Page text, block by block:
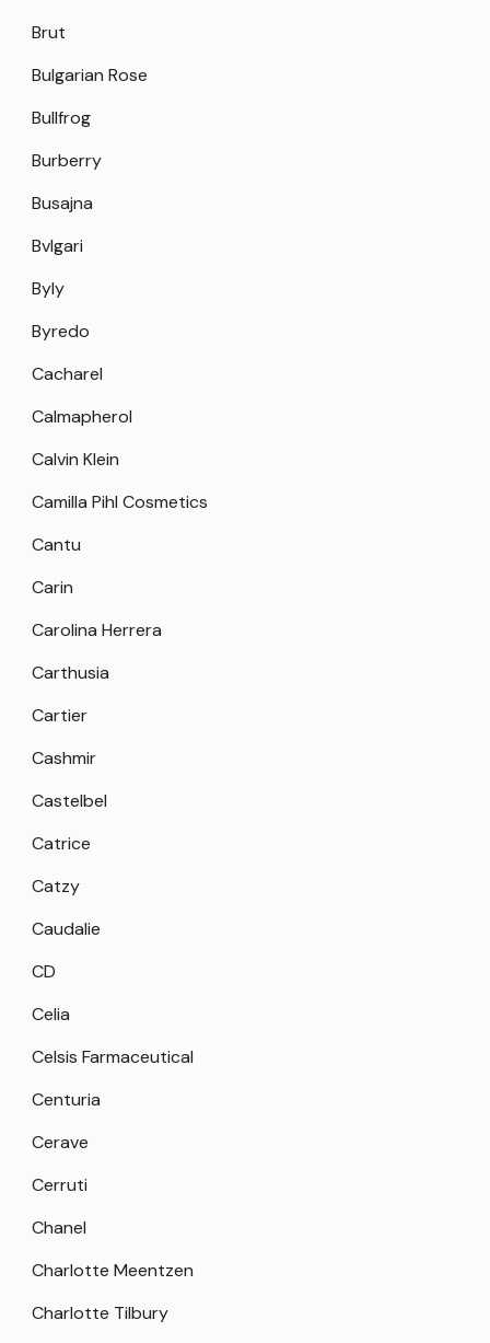
Brut
Bulgarian Rose
Bullfrog
Burberry
Busajna
Bvlgari
Byly
Byredo
Cacharel
Calmapherol
Calvin Klein
Camilla Pihl Cosmetics
Cantu
Carin
Carolina Herrera
Carthusia
Cartier
Cashmir
Castelbel
Catrice
Catzy
Caudalie
CD
Celia
Celsis Farmaceutical
Centuria
Cerave
Cerruti
Chanel
Charlotte Meentzen
Charlotte Tilbury